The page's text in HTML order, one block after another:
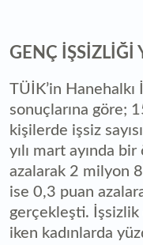
GENÇ İŞSİZLİĞİ
TÜİK’in Hanehalkı
sonuçlarına göre;
kişilerde işsiz
yılı mart ayında
azalarak 2 milyon
ise 0,3 puan
gerçekleşti. İşsizlik
iken kadınlarda